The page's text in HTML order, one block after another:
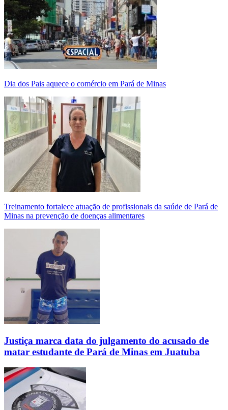
Dia dos Pais aquece o comércio em Pará de Minas
Treinamento fortalece atuação de profissionais da saúde de Pará de
Minas na prevenção de doenças alimentares
Justiça marca data do julgamento do acusado de
matar estudante de Pará de Minas em Juatuba